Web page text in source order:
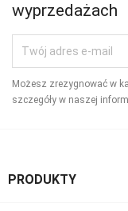
wyprzedażach
Możesz zrezygnować w
szczegóły w naszej
PRODUKTY